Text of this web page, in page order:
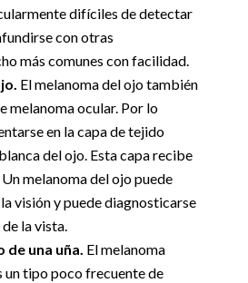
difíciles de detectar
con otras
más comunes con facilidad.
El melanoma del ojo también
melanoma ocular. Por lo
en la capa de tejido
del ojo. Esta capa recibe
melanoma del ojo puede
visión y puede diagnosticarse
la vista.
de una uña. El melanoma
un tipo poco frecuente de